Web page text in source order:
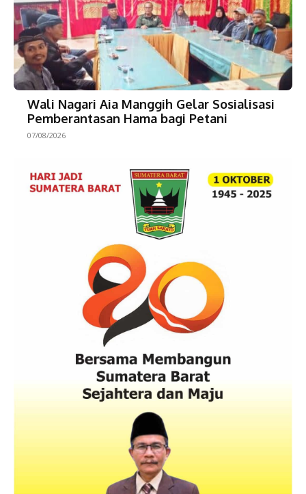
Wali Nagari Aia Manggih Gelar Sosialisasi
Pemberantasan Hama bagi Petani
07/08/2026